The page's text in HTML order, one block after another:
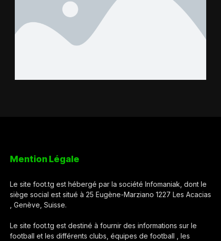
Mention Légale
Le site foot.tg est hébergé par la société Infomaniak, dont le
siège social est situé à 25 Eugène-Marziano 1227 Les Acacias
, Genève, Suisse.
Le site foot.tg est destiné à fournir des informations sur le
football et les différents clubs, équipes de football , les